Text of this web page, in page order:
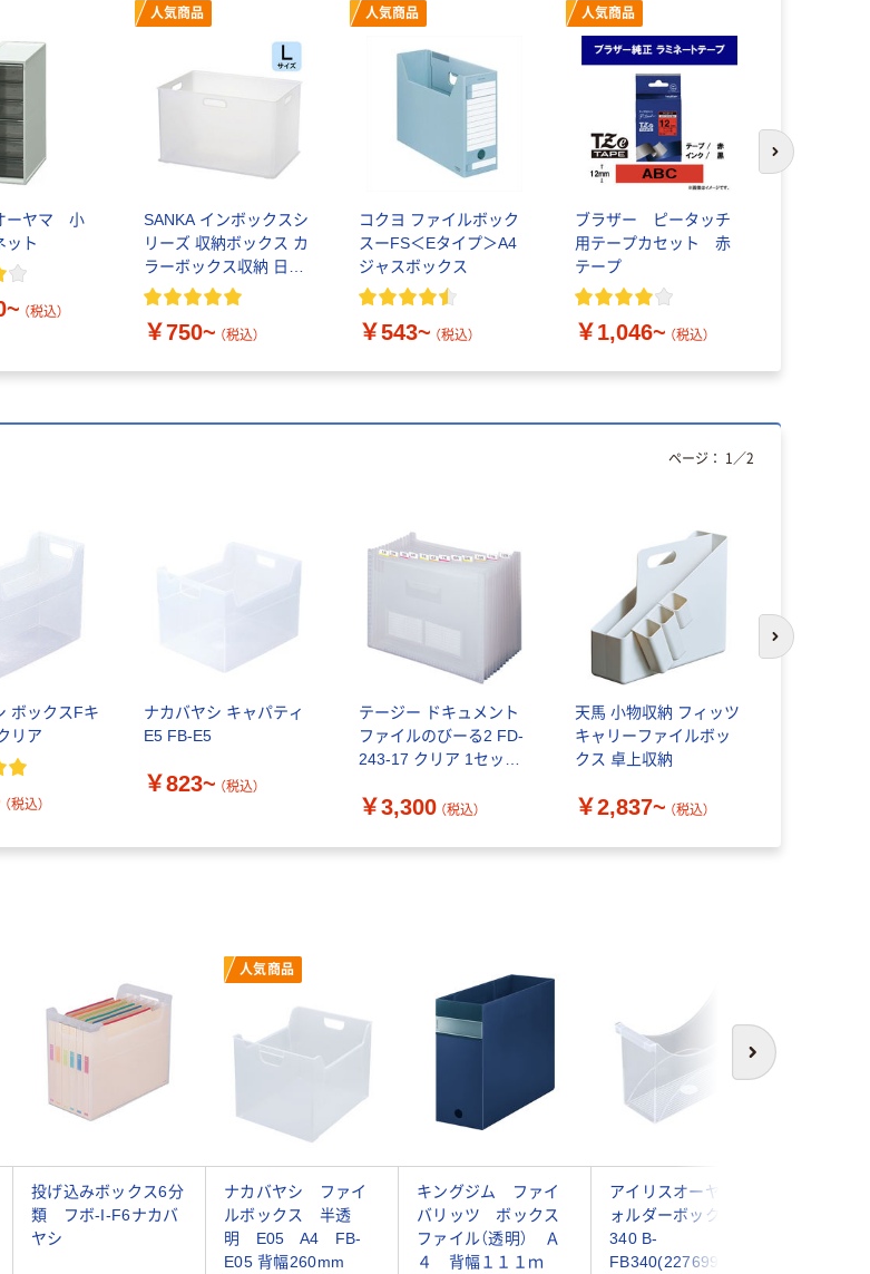
ーヤマ 小
ット
（税込）
人気商品
SANKA インボックスシ
リーズ 収納ボックス カ
ラーボックス収納 日本
製
￥750~ （税込）
人気商品
コクヨ ファイルボック
スーFS＜Eタイプ＞A4
ジャスボックス
￥543~ （税込）
人気商品
ブラザー ピータッチ
用テープカセット 赤
テープ
￥1,046~ （税込）
次のスライド
ボックスFキ
リア
（税込）
ナカバヤシ キャパティ
E5 FB-E5
￥823~ （税込）
テージー ドキュメント
ファイルのびーる2 FD-
243-17 クリア 1セット
￥3,300 （税込）
天馬 小物収納 フィッツ
キャリーファイルボッ
クス 卓上収納
￥2,837~ （税込）
ページ： 1／2
次のスライド
次へ
人気商品
投げ込みボックス6分
類 フボ-I-F6ナカバ
ヤシ
ナカバヤシ ファイ
ルボックス 半透
明 E05 A4 FB-
E05 背幅260mm
キングジム ファイ
バリッツ ボックス
ファイル（透明） Ａ
４ 背幅１１１ｍ
アイリスオーヤマ フ
ォルダーボックス
340 B-
FB340(227699) 1個